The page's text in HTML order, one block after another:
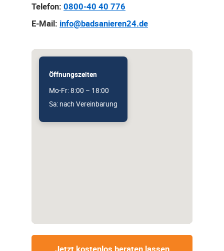
Telefon: 0800-40 40 776
E-Mail: info@badsanieren24.de
Öffnungszeiten
Mo-Fr: 8:00 – 18:00
Sa: nach Vereinbarung